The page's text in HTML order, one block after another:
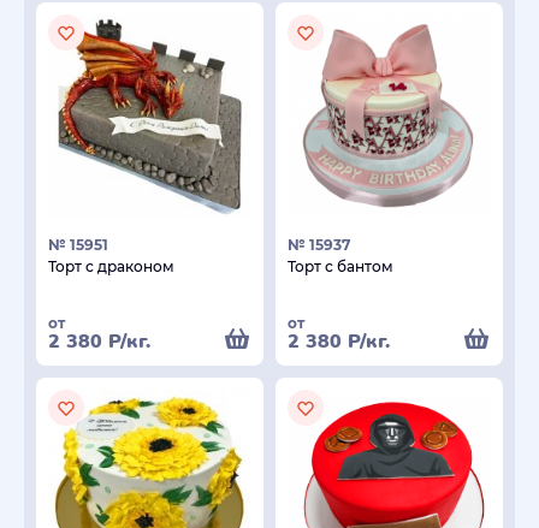
№ 15951
Торт с драконом
от
2 380 Р/кг.
№ 15937
Торт с бантом
от
2 380 Р/кг.